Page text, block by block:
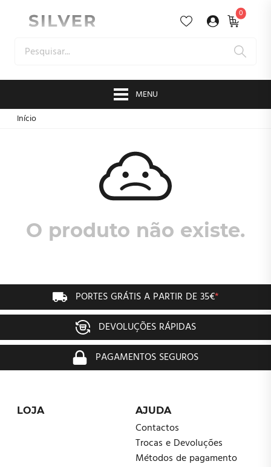
0
MENU
Início
O produto não existe.
PORTES GRÁTIS A PARTIR DE 35€*
DEVOLUÇÕES RÁPIDAS
PAGAMENTOS SEGUROS
LOJA AJUDA
Contactos
Trocas e Devoluções
Métodos de pagamento